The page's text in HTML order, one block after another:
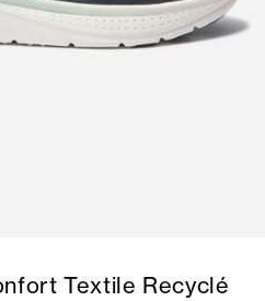
Textile Recyclé